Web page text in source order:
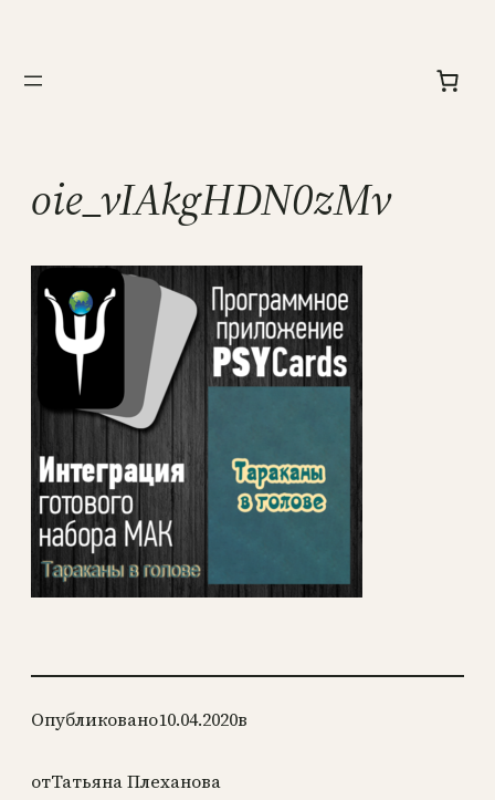
содержимому
oie_vIAkgHDN0zMv
Опубликовано10.04.2020в
отТатьяна Плеханова